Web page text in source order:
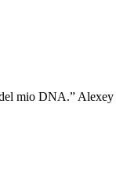
mio DNA.”